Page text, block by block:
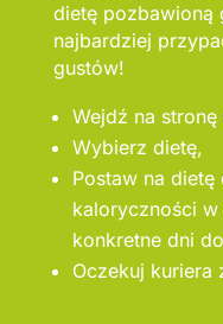
dietę pozbawioną
najbardziej
gustów!
Wejdź na stronę
Wybierz dietę,
Postaw na
kaloryczności
konkretne dni
Oczekuj kuriera